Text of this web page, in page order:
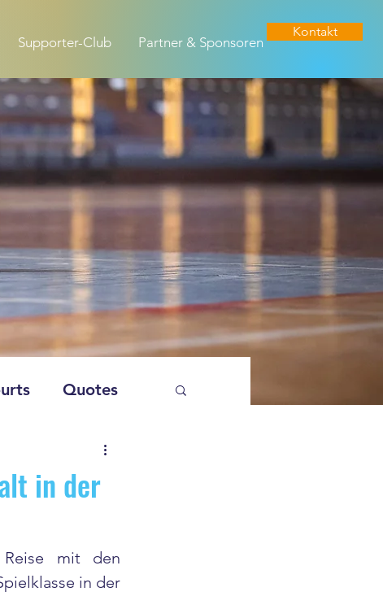
Supporter-Club Partner & Sponsoren
Kontakt
Quotes
in der
mit den
in der